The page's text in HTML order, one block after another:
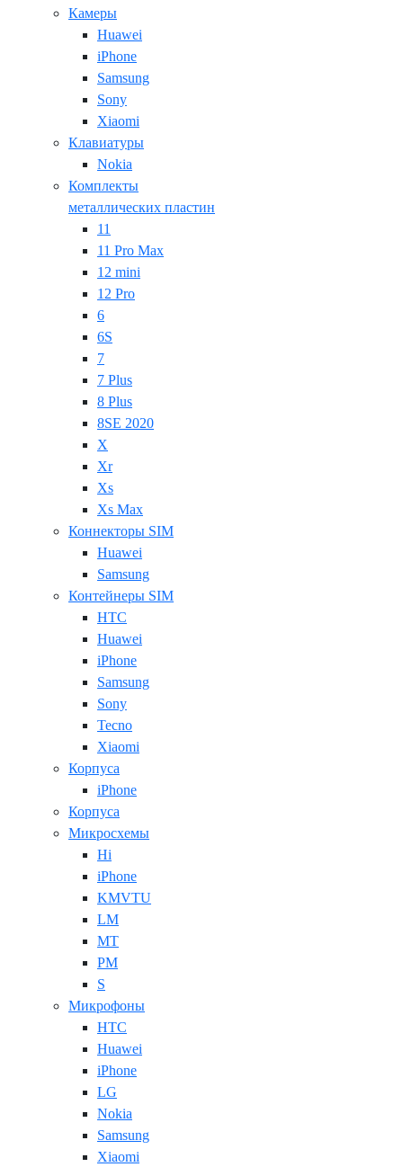
Камеры
Huawei
iPhone
Samsung
Sony
Xiaomi
Клавиатуры
Nokia
Комплекты
металлических пластин
11
11 Pro Max
12 mini
12 Pro
6
6S
7
7 Plus
8 Plus
8SE 2020
X
Xr
Xs
Xs Max
Коннекторы SIM
Huawei
Samsung
Контейнеры SIM
HTC
Huawei
iPhone
Samsung
Sony
Tecno
Xiaomi
Корпуса
iPhone
Корпуса
Микросхемы
Hi
iPhone
KMVTU
LM
MT
PM
S
Микрофоны
HTC
Huawei
iPhone
LG
Nokia
Samsung
Xiaomi